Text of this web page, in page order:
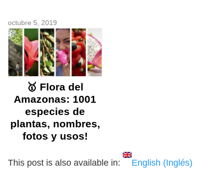
octubre 5, 2019
🥇 Flora del
Amazonas: 1001
especies de
plantas, nombres,
fotos y usos!
This post is also available in: English (Inglés)